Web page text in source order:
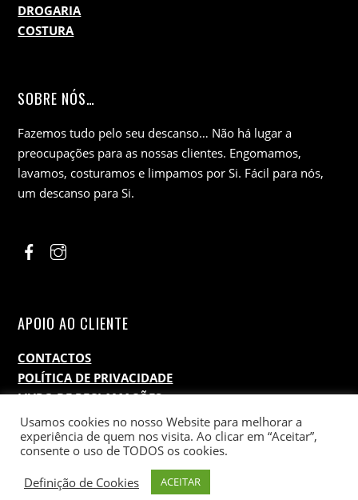
DROGARIA
COSTURA
SOBRE NÓS…
Fazemos tudo pelo seu descanso… Não há lugar a
preocupações para as nossas clientes. Engomamos,
lavamos, costuramos e limpamos por Si. Fácil para nós,
um descanso para Si.
APOIO AO CLIENTE
CONTACTOS
POLÍTICA DE PRIVACIDADE
LIVRO DE RECLAMAÇÕES
Engomadoria Limpeza e Brilho2026
WEBDESIGN & POWERED BY
Usamos cookies no nosso Website para melhorar a
experiência de quem nos visita. Ao clicar em “Aceitar”,
consente o uso de TODOS os cookies.
Definição de Cookies
ACEITAR